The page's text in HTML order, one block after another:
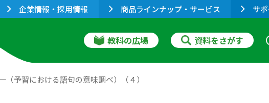
企業情報・採用情報 商品ラインナップ・サービス サ
教科の広場 資料をさがす
予習における語句の意味調べ）（４）